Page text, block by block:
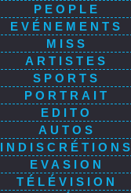
PEOPLE
EVÉNEMENTS
MISS
ARTISTES
SPORTS
PORTRAIT
EDITO
AUTOS
INDISCRÉTIONS
EVASION
TÉLÉVISION